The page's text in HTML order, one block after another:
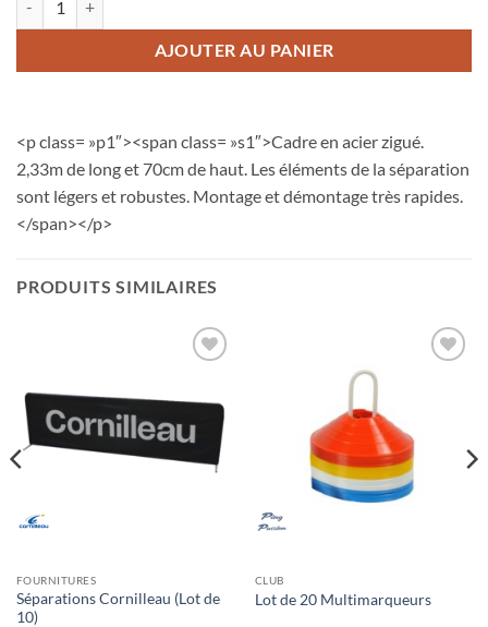
AJOUTER AU PANIER
<p class= »p1″><span class= »s1″>Cadre en acier zigué.
2,33m de long et 70cm de haut. Les éléments de la séparation
sont légers et robustes. Montage et démontage très rapides.
</span></p>
PRODUITS SIMILAIRES
souhaits
FOURNITURES
Séparations Cornilleau (Lot de
10)
CLUB
Lot de 20 Multimarqueurs